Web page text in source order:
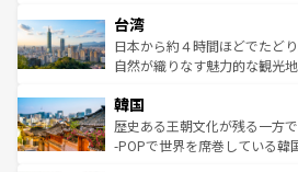
ならではの贅沢な旅のスタイルだ。 なお、新着の
情報はコンテンツ一覧を参照
れるおもてなしの心で訪れる
人々、おいしいローカルフー
ク、伝統的なフラダンスなど
ワイを、存分に味わってほしい。 なお、新着のハワイ
はコンテンツ一覧を参照して
リアリーフや大陸中央部にそ
ク）、タスマニアの美しい原
ど、見どころがたくさん。ま
いる。アクティビティも充実
ビング、ハイキングなど、ア
い。オーストラリアの多彩な
台湾
日本から約４時間ほどでたど
自然が織りなす魅力的な観光
ン）、静ひつな山岳地帯であ
と山間の静けさが共存してお
驚きをもたらしてくれる。ま
韓国
歴史ある王朝文化が残る一方
-POPで世界を席巻している韓